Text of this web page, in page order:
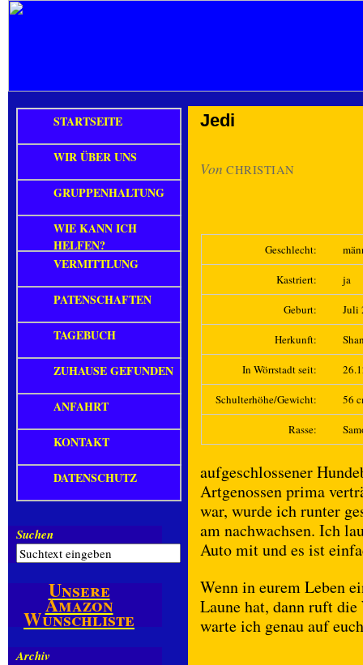
Jedi
Von CHRISTIAN
Geschlecht:
Kastriert: ja
Geburt: Juli
Herkunft:
In Wörrstadt seit:
Schulterhöhe/Gewicht: 56
Rasse:
aufgeschlossener
Artgenossen prima
war, wurde ich runter
am nachwachsen. Ich
Auto mit und es ist
Wenn in eurem Leben
Laune hat, dann ruft
warte ich genau auf
STARTSEITE
WIR ÜBER UNS
GRUPPENHALTUNG
WIE KANN ICH
HELFEN?
VERMITTLUNG
PATENSCHAFTEN
TAGEBUCH
ZUHAUSE GEFUNDEN
ANFAHRT
KONTAKT
DATENSCHUTZ
Suchen
Unsere
Amazon
Wunschliste
Archiv